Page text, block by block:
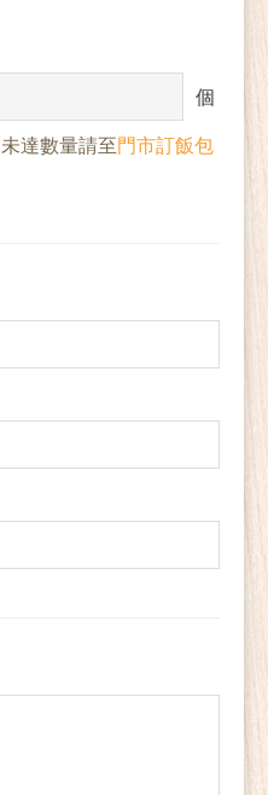
個
達數量請至門市訂飯包